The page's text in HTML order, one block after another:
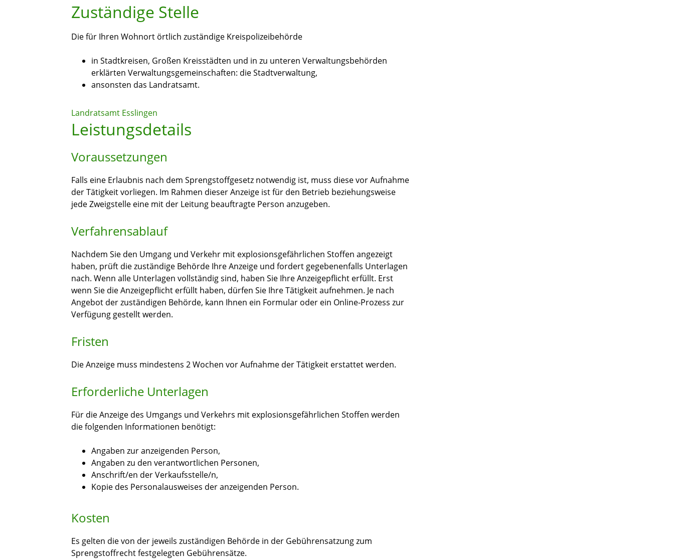
Zuständige Stelle
Die für Ihren Wohnort örtlich zuständige Kreispolizeibehörde
in Stadtkreisen, Großen Kreisstädten und in zu unteren Verwaltungsbehörden
erklärten Verwaltungsgemeinschaften: die Stadtverwaltung,
ansonsten das Landratsamt.
Landratsamt Esslingen
Leistungsdetails
Voraussetzungen
Falls eine Erlaubnis nach dem Sprengstoffgesetz notwendig ist, muss diese vor Aufnahme
der Tätigkeit vorliegen. Im Rahmen dieser Anzeige ist für den Betrieb beziehungsweise
jede Zweigstelle eine mit der Leitung beauftragte Person anzugeben.
Verfahrensablauf
Nachdem Sie den Umgang und Verkehr mit explosionsgefährlichen Stoffen angezeigt
haben, prüft die zuständige Behörde Ihre Anzeige und fordert gegebenenfalls Unterlagen
nach. Wenn alle Unterlagen vollständig sind, haben Sie Ihre Anzeigepflicht erfüllt. Erst
wenn Sie die Anzeigepflicht erfüllt haben, dürfen Sie Ihre Tätigkeit aufnehmen. Je nach
Angebot der zuständigen Behörde, kann Ihnen ein Formular oder ein Online-Prozess zur
Verfügung gestellt werden.
Fristen
Die Anzeige muss mindestens 2 Wochen vor Aufnahme der Tätigkeit erstattet werden.
Erforderliche Unterlagen
Für die Anzeige des Umgangs und Verkehrs mit explosionsgefährlichen Stoffen werden
die folgenden Informationen benötigt:
Angaben zur anzeigenden Person,
Angaben zu den verantwortlichen Personen,
Anschrift/en der Verkaufsstelle/n,
Kopie des Personalausweises der anzeigenden Person.
Kosten
Es gelten die von der jeweils zuständigen Behörde in der Gebührensatzung zum
Sprengstoffrecht festgelegten Gebührensätze.